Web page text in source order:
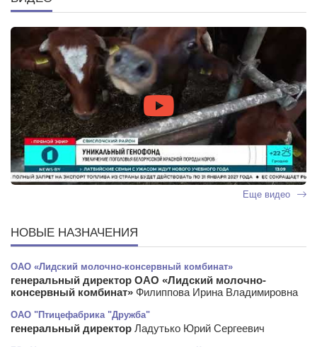
Еще видео
НОВЫЕ НАЗНАЧЕНИЯ
ОАО «Лидский молочно-консервный комбинат»
генеральный директор ОАО «Лидский молочно-
консервный комбинат» Филиппова Ирина Владимировна
ОАО "Птицефабрика "Дружба"
генеральный директор Ладутько Юрий Сергеевич